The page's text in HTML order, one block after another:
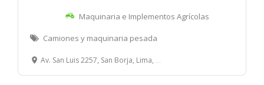
Maquinaria e Implementos Agrícolas
Camiones y maquinaria pesada
Av. San Luis 2257, San Borja, Lima, Perú.